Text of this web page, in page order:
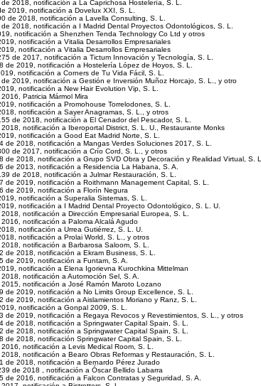
2018, notificación a La Caprichosa Hostelería, S. L.
2019, notificación a Dovelux XXI, S. L.
de 2018, notificación a Lavella Consulting, S. L.
2018, notificación a I Madrid Dental Proyectos Odontológicos, S. L.
notificación a Shenzhen Tenda Technology Co Ltd y otros
notificación a Vitalia Desarrollos Empresariales
notificación a Vitalia Desarrollos Empresariales
de 2017, notificación a Tictum Innovación y Tecnología, S. L.
de 2019, notificación a Hostelería López de Hoyos, S. L.
notificación a Corners de Tu Vida Fácil, S. L.
2019, notificación a Gestión e Inversión Muñoz Horcajo, S. L., y otro
notificación a New Hair Evolution Vip, S. L.
Patricia Mármol Mira
notificación a Promohouse Torrelodones, S. L.
notificación a Sayer Anagramas, S. L., y otros
de 2018, notificación a El Cenador del Pescador, S. L.
notificación a Iberoportal District, S. L. U., Restaurante Monks
notificación a Good Eat Madrid Norte, S. L.
de 2018, notificación a Mangas Verdes Soluciones 2017, S. L.
de 2017, notificación a Crío Cord, S. L., y otros
de 2018, notificación a Grupo SVD Obra y Decoración y Realidad Virtual, S. L.
de 2013, notificación a Residencia La Habana, S. A.
de 2018, notificación a Julmar Restauración, S. L.
de 2019, notificación a Roithmann Management Capital, S. L.
de 2019, notificación a Florín Negura
notificación a Superalia Sistemas, S. L.
notificación a I Madrid Dental Proyecto Odontológico, S. L. U.
notificación a Dirección Empresarial Europea, S. L.
notificación a Paloma Alcalá Agudo
notificación a Urrea Gutiérrez, S. L. U.
notificación a Prolai World, S. L., y otros
notificación a Barbarosa Saloom, S. L.
de 2018, notificación a Ekram Business, S. L.
de 2019, notificación a Funtam, S. A.
notificación a Elena Igorievna Kurochkina Mittelman
notificación a Automoción Sel, S. A.
notificación a José Ramón Maroto Lozano
de 2019, notificación a No Limits Group Excellence, S. L.
de 2019, notificación a Aislamientos Moriano y Ranz, S. L.
notificación a Gonpal 2009, S. L.
de 2019, notificación a Regaya Revocos y Revestimientos, S. L., y otros
de 2018, notificación a Springwater Capital Spain, S. L.
de 2018, notificación a Springwater Capital Spain, S. L.
de 2018, notificación Springwater Capital Spain, S. L.
notificación a Levis Medical Room, S. L.
notificación a Bearo Obras Reformas y Restauración, S. L.
de 2018, notificación a Bernardo Pérez Jurado
de 2018 , notificación a Óscar Bellido Labarra
de 2016, notificación a Falcon Contratas y Seguridad, S. A.